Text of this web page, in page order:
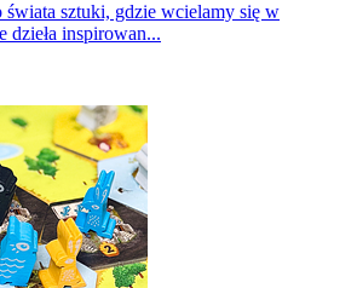
świata sztuki, gdzie wcielamy się w
dzieła inspirowan...